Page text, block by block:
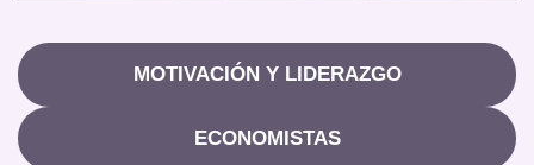
MOTIVACIÓN Y LIDERAZGO
ECONOMISTAS